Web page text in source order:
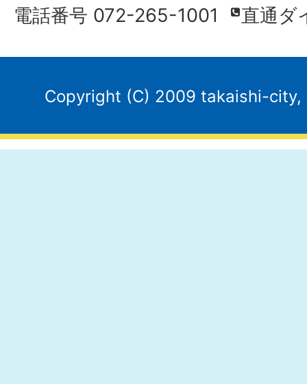
電話番号 072-265-1001
直通ダ
Copyright (C) 2009 takaishi-city,